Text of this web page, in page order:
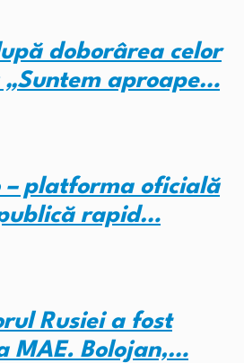
doborârea celor
aproape…
– platforma oficială
rapid…
Rusiei a fost
MAE. Bolojan,…